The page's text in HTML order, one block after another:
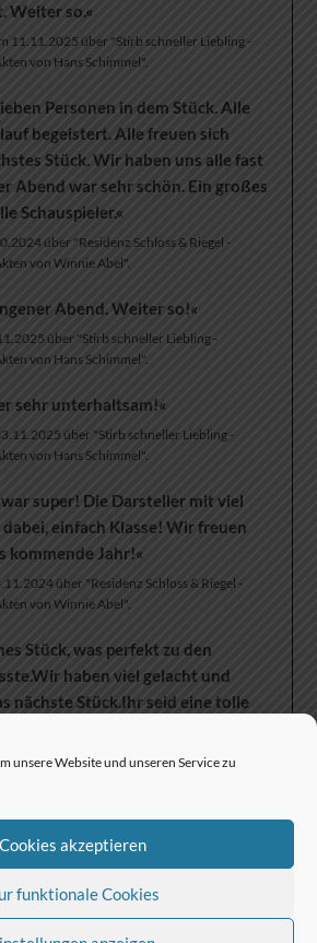
unsere Website und unseren Service zu
Cookies akzeptieren
funktionale Cookies
Weiter so.«
11.11.2025 über "Stirb schneller Liebling -
von Hans Schimmel".
Personen in dem Stück. Alle
begeistert. Alle freuen sich
Stück. Wir haben uns alle fast
Abend war sehr schön. Ein großes
Schauspieler.«
über "Residenz Schloss & Riegel -
von Winnie Abel".
Abend. Weiter so!«
über "Stirb schneller Liebling -
von Hans Schimmel".
sehr unterhaltsam!«
über "Stirb schneller Liebling -
von Hans Schimmel".
super! Die Darsteller mit viel
einfach Klasse! Wir freuen
kommende Jahr!«
über "Residenz Schloss & Riegel -
von Winnie Abel".
Stück, was perfekt zu den
haben viel gelacht und
nächste Stück.Ihr seid eine tolle
über "Residenz Schloss & Riegel -
von Winnie Abel".